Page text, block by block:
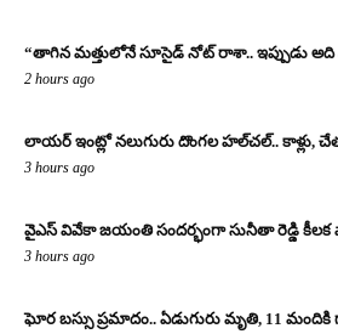
“తాగిన మత్తులోనే సూసైడ్ నోట్ రాశా.. ఇప్పుడు
2 hours ago
లాయర్ ఇంట్లో నలుగురు దొంగల హల్‌చల్.. కాళ్లు,
3 hours ago
వైఎస్ వివేకా జయంతి సందర్భంగా సునీతా రెడ్డి కీలక
3 hours ago
ఘోర బస్సు ప్రమాదం.. ఏడుగురు మృతి, 11